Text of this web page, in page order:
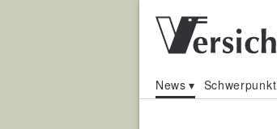
News Schwerpunkt